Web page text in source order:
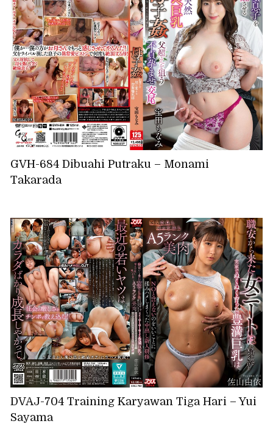
GVH-684 Dibuahi Putraku – Monami
Takarada
DVAJ-704 Training Karyawan Tiga Hari – Yui
Sayama